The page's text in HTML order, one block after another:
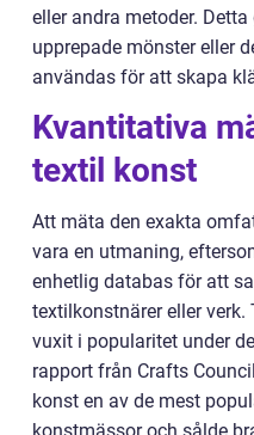
eller andra metoder.
upprepade mönster eller
användas för att skapa
Kvantitativa
textil konst
Att mäta den exakta
vara en utmaning,
enhetlig databas för att
textilkonstnärer eller
vuxit i popularitet under
rapport från Crafts
konst en av de mest